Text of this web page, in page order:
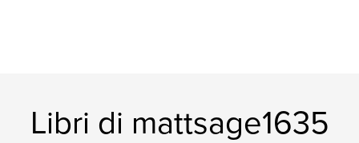
Libri di mattsage1635